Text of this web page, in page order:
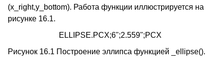
(x_right,y_bottom). Работа функции иллюстрируется на
рисунке 16.1.
ELLIPSE.PCX;6";2.559";PCX
Рисунок 16.1 Построение эллипса функцией _ellipse().